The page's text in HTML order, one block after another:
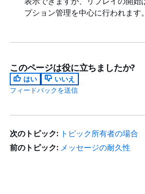
プション管理を中心に行われます。
このページは役に立ちましたか?
はい
いいえ
フィードバックを送信
次のトピック: トピック所有者の場合
前のトピック: メッセージの耐久性